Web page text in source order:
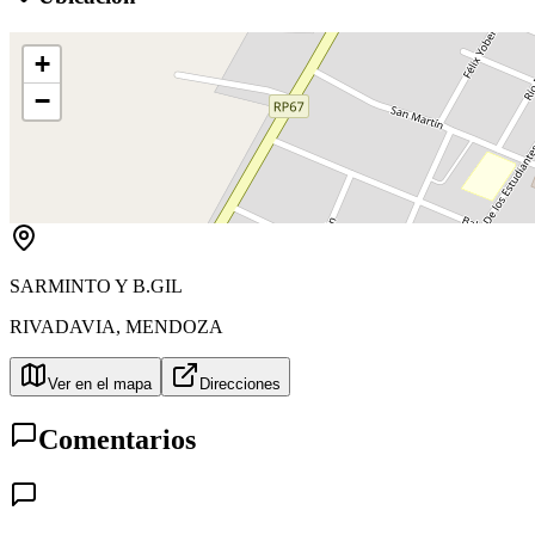
+
−
SARMINTO Y B.GIL
RIVADAVIA, MENDOZA
Ver en el mapa Direcciones
Comentarios